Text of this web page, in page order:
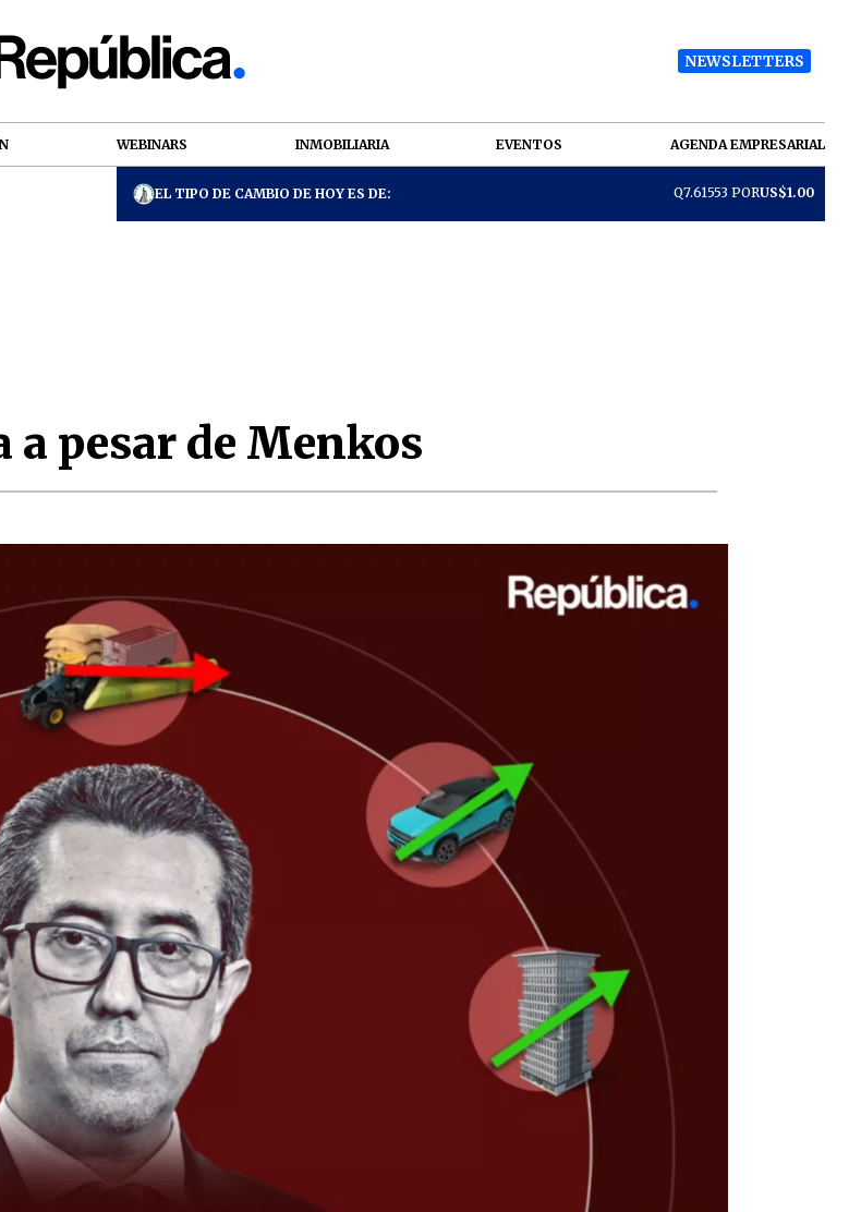
NEWSLETTERS
WEBINARS INMOBILIARIA EVENTOS AGENDA EMPRESARIAL
EL TIPO DE CAMBIO DE HOY ES DE: Q7.61553 PORUS$1.00
pesar de Menkos